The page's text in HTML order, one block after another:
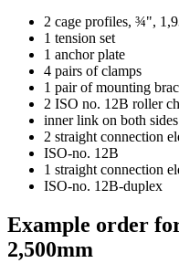
2 cage profiles, ¾",
1 tension set
1 anchor plate
4 pairs of clamps
1 pair of mounting
2 ISO no. 12B roller
inner link on both
2 straight connection
ISO-no. 12B
1 straight connection
ISO-no. 12B-duplex
Example order
2,500mm